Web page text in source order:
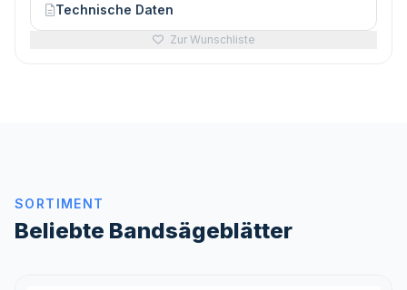
Technische Daten
Zur Wunschliste
SORTIMENT
Beliebte Bandsägeblätter